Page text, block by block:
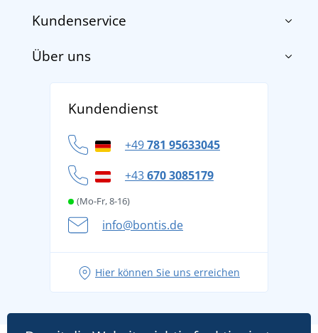
Kundenservice
Impressum
Datenschutz
Cookie-Richtlinie
Über uns
Für Unternehmen und Organisationen
Kundendienst
+49781 95633045
+43670 3085179
(Mo-Fr, 8-16)
info@bontis.de
Hier können Sie uns erreichen